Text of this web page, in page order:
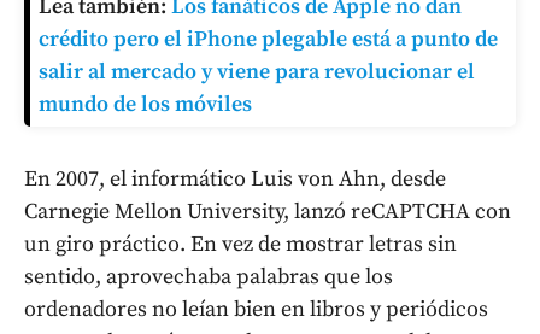
Lea también: Los fanáticos de Apple no dan
crédito pero el iPhone plegable está a punto de
salir al mercado y viene para revolucionar el
mundo de los móviles
En 2007, el informático Luis von Ahn, desde
Carnegie Mellon University, lanzó reCAPTCHA con
un giro práctico. En vez de mostrar letras sin
sentido, aprovechaba palabras que los
ordenadores no leían bien en libros y periódicos